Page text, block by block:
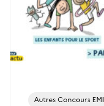
Autres Concours EMI